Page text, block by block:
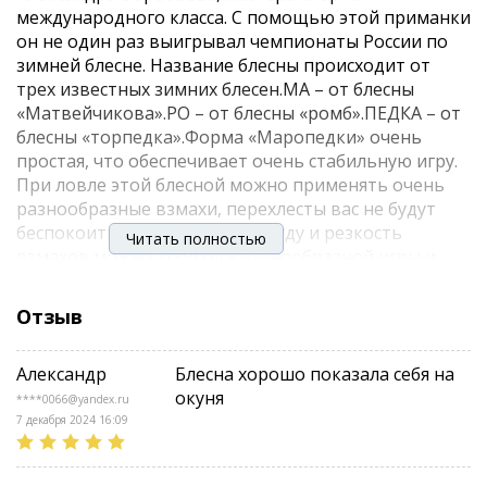
международного класса. С помощью этой приманки
он не один раз выигрывал чемпионаты России по
зимней блесне. Название блесны происходит от
трех известных зимних блесен.МА – от блесны
«Матвейчикова».РО – от блесны «ромб».ПЕДКА – от
блесны «торпедка».Форма «Маропедки» очень
простая, что обеспечивает очень стабильную игру.
При ловле этой блесной можно применять очень
разнообразные взмахи, перехлесты вас не будут
беспокоить. Варьируя амплитуду и резкость
взмахов можно добиться разнообразной игры и
ловите на «Маропедку», то вашими трофеями
может быть практически любая хищная рыба.
Однако чаще всего блесна применятся для ловли
судака, щуки и, конечно, вездесущего окуня. На эту
блесну можно ловить в разнообразных условиях: от
береговых камышей, до больших глубин на
водохранилищах. «Маропедка» может быть
рекомендована как обычным рыбакам, так и
Читать полностью
Отзыв
Александр
****0066@yandex.ru
7 декабря 2024 16:09
Блесна хорошо показала себя на
окуня